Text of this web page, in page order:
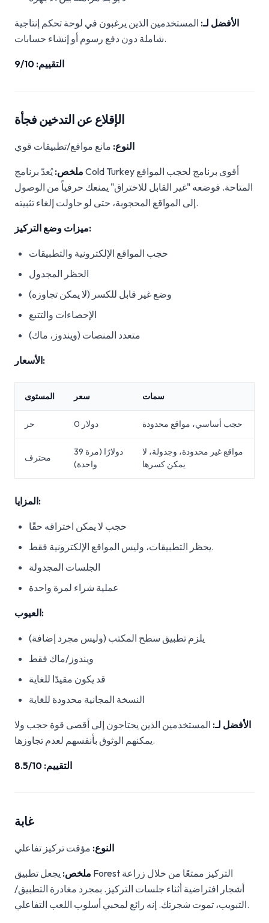
الأفضل لـ: المستخدمين الذين يرغبون في لوحة تحكم إنتاجية
شاملة دون دفع رسوم أو إنشاء حسابات.
التقييم: 9/10
الإقلاع عن التدخين فجأة
النوع: مانع مواقع/تطبيقات قوي
ملخص:يُعدّ برنامج Cold Turkey أقوى برنامج لحجب المواقع
المتاحة. فوضعه "غير القابل للاختراق" يمنعك حرفياً من الوصول
إلى المواقع المحجوبة، حتى لو حاولت إلغاء تثبيته.
ميزات وضع التركيز:
حجب المواقع الإلكترونية والتطبيقات
الحظر المجدول
وضع غير قابل للكسر (لا يمكن تجاوزه)
الإحصاءات والتتبع
متعدد المنصات (ويندوز، ماك)
الأسعار:
المستوى سعر سمات
حر 0 دولار حجب أساسي، مواقع محدودة
محترف
39 دولارًا (مرة
واحدة)
مواقع غير محدودة، وجدولة، لا
يمكن كسرها
المزايا:
حجب لا يمكن اختراقه حقًا
يحظر التطبيقات، وليس المواقع الإلكترونية فقط.
الجلسات المجدولة
عملية شراء لمرة واحدة
العيوب:
يلزم تطبيق سطح المكتب (وليس مجرد إضافة)
ويندوز/ماك فقط
قد يكون مقيدًا للغاية
النسخة المجانية محدودة للغاية
الأفضل لـ: المستخدمين الذين يحتاجون إلى أقصى قوة حجب ولا
يمكنهم الوثوق بأنفسهم لعدم تجاوزها.
التقييم: 8.5/10
غابة
النوع: مؤقت تركيز تفاعلي
ملخص: يجعل تطبيق Forest التركيز ممتعًا من خلال زراعة
أشجار افتراضية أثناء جلسات التركيز. بمجرد مغادرة التطبيق/
التبويب، تموت شجرتك. إنه رائع لمحبي أسلوب اللعب التفاعلي.